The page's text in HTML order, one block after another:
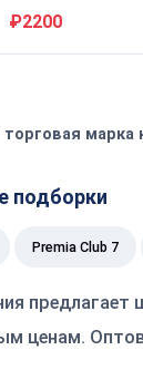
₽2200
марка
подборки
Premia Club 7
предлагает
ценам.